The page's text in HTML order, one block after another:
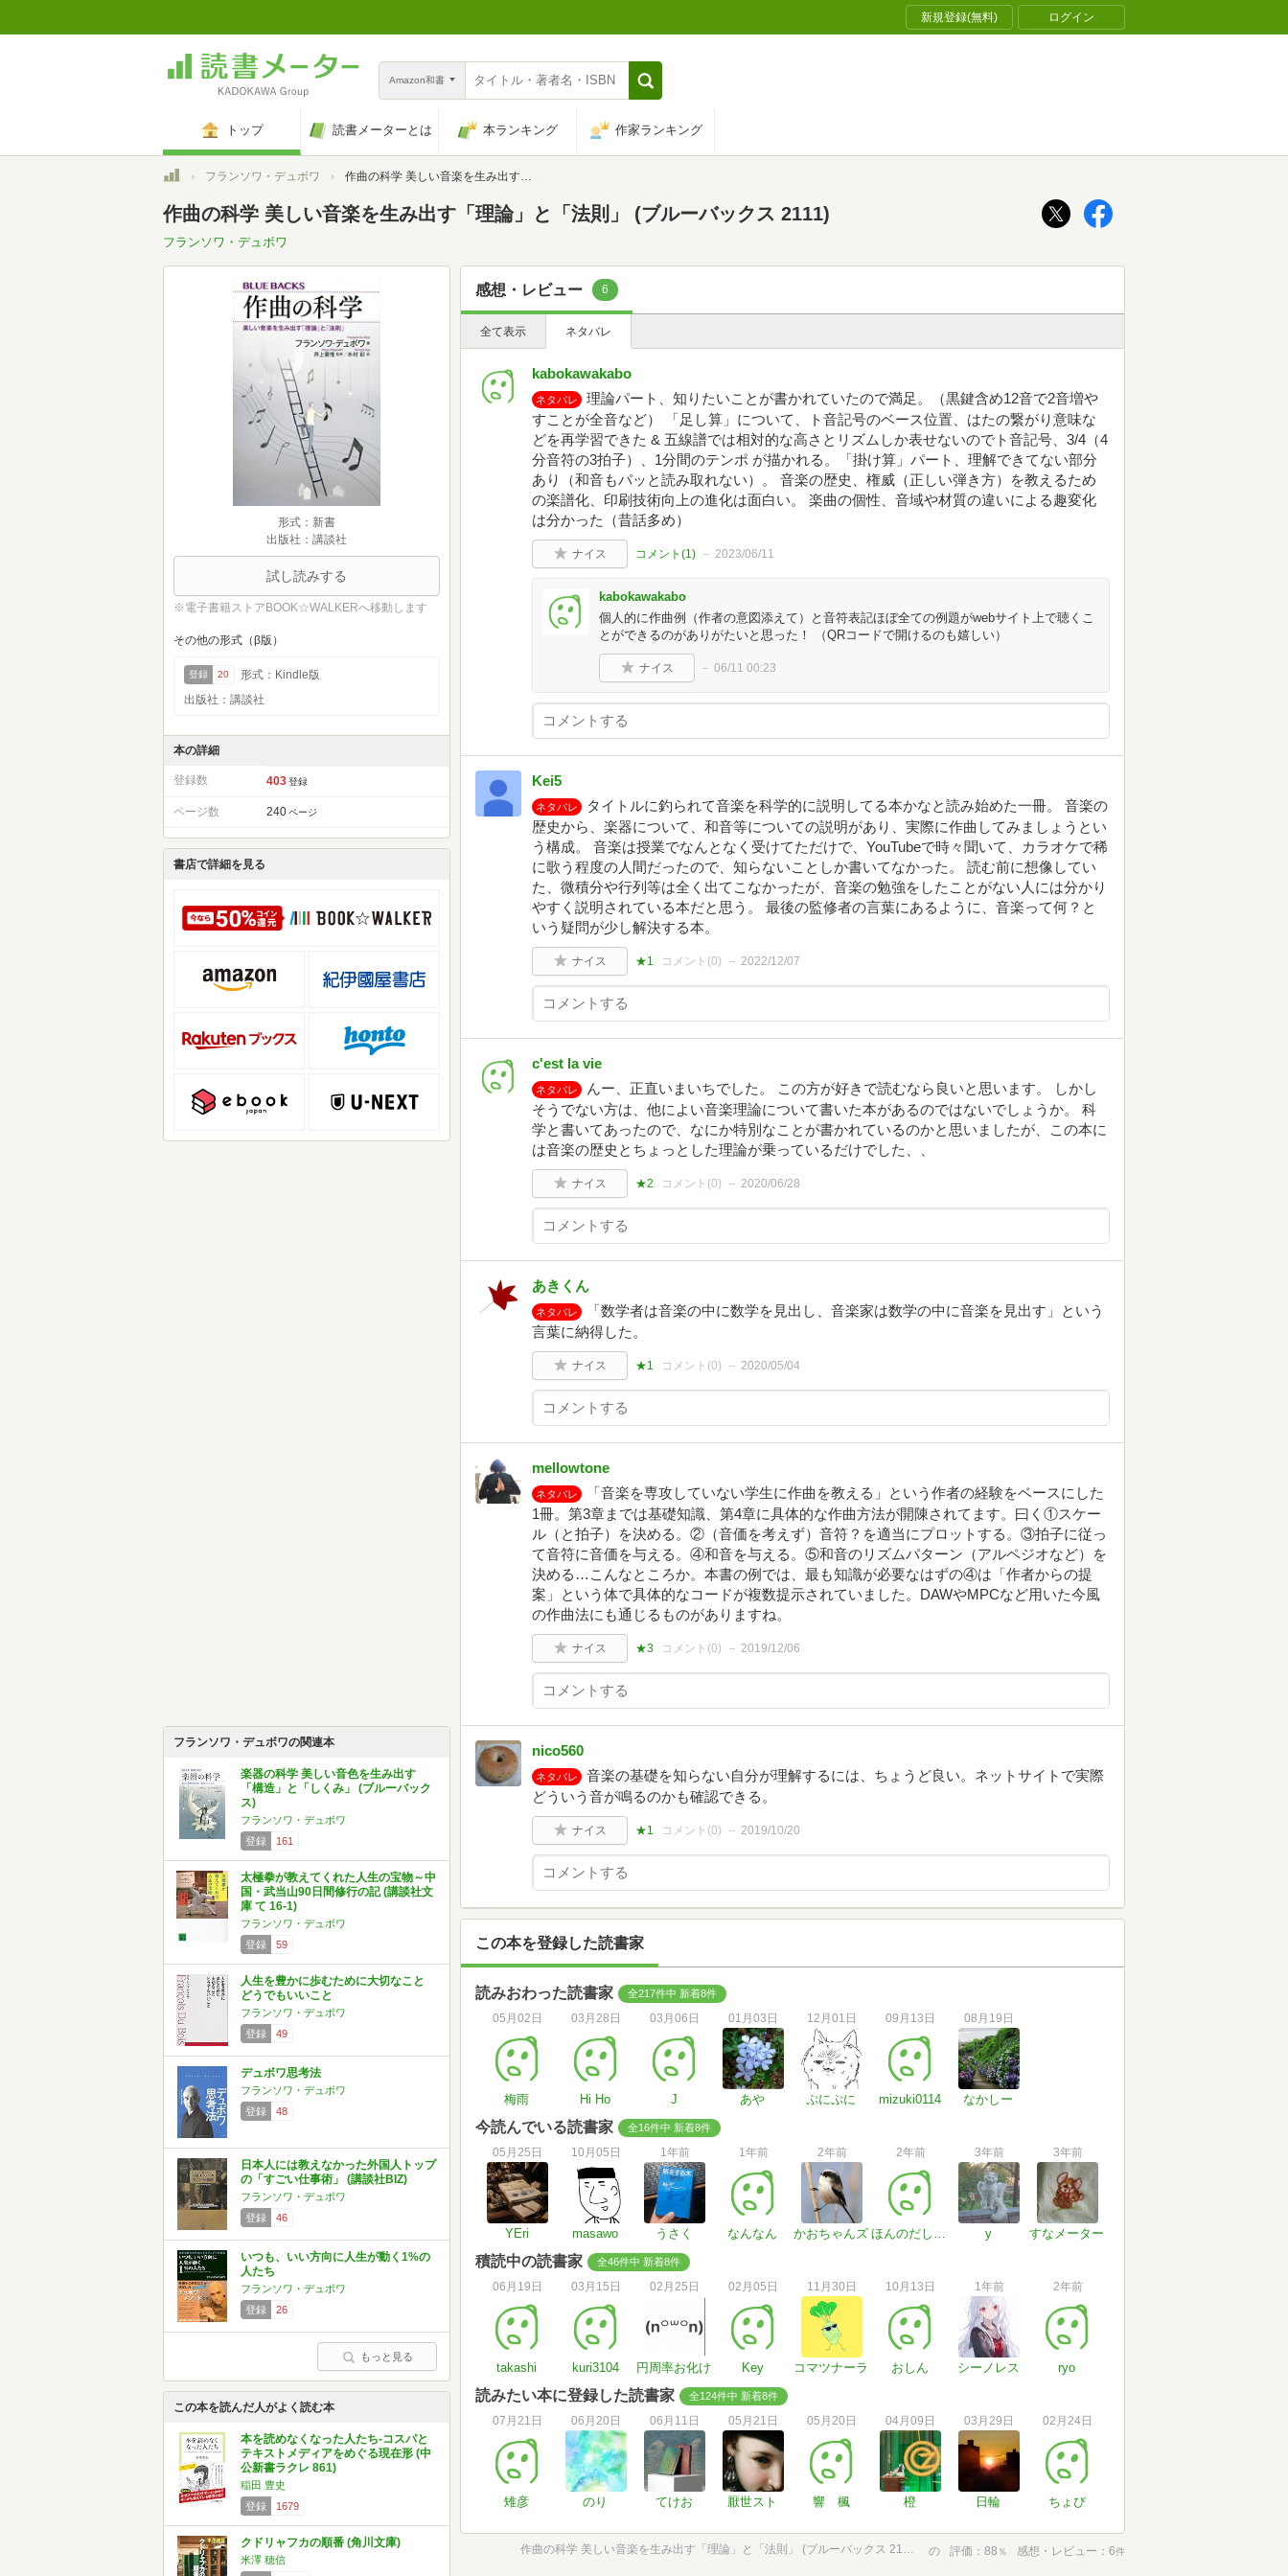
新規登録(無料) ログイン
Amazon和書
トップ 読書メーターとは 本ランキング 作家ランキング
トップフランソワ・デュボワ 作曲の科学 美しい音楽を生み出す「理論」と「法則」 (ブルーバックス 2111)
作曲の科学 美しい音楽を生み出す「理論」と「法則」 (ブルーバックス 2111)
フランソワ・デュボワ
形式：新書
出版社：講談社
試し読みする
※電子書籍ストアBOOK☆WALKERへ移動します
その他の形式（β版）
登録 20
形式：Kindle版
出版社：講談社
本の詳細
登録数 403 登録
ページ数 240 ページ
書店で詳細を見る
フランソワ・デュボワの関連本
楽器の科学 美しい音色を生み出す
「構造」と「しくみ」 (ブルーバック
ス)
フランソワ・デュボワ
登録
161
太極拳が教えてくれた人生の宝物～中
国・武当山90日間修行の記 (講談社文
庫 て 16-1)
フランソワ・デュボワ
登録
59
人生を豊かに歩むために大切なこと
どうでもいいこと
フランソワ・デュボワ
登録
49
デュボワ思考法
フランソワ・デュボワ
登録
48
日本人には教えなかった外国人トップ
の「すごい仕事術」 (講談社BIZ)
フランソワ・デュボワ
登録
46
いつも、いい方向に人生が動く1%の
人たち
フランソワ・デュボワ
登録
26
もっと見る
この本を読んだ人がよく読む本
本を読めなくなった人たち-コスパと
テキストメディアをめぐる現在形 (中
公新書ラクレ 861)
稲田 豊史
登録
1679
クドリャフカの順番 (角川文庫)
米澤 穂信
感想・レビュー 6
全て表示 ネタバレ
kabokawakabo
ネタバレ
理論パート、知りたいことが書かれていたので満足。（黒鍵含め12音で2音増や
すことが全音など） 「足し算」について、ト音記号のベース位置、はたの繋がり意味な
どを再学習できた & 五線譜では相対的な高さとリズムしか表せないのでト音記号、3/4（4
分音符の3拍子）、1分間のテンポ が描かれる。「掛け算」パート、理解できてない部分
あり（和音もパッと読み取れない）。 音楽の歴史、権威（正しい弾き方）を教えるため
の楽譜化、印刷技術向上の進化は面白い。 楽曲の個性、音域や材質の違いによる趣変化
は分かった（昔話多め）
ナイス コメント(1) 2023/06/11
kabokawakabo
個人的に作曲例（作者の意図添えて）と音符表記ほぼ全ての例題がwebサイト上で聴くこ
とができるのがありがたいと思った！ （QRコードで開けるのも嬉しい）
ナイス 06/11 00:23
Kei5
ネタバレ
タイトルに釣られて音楽を科学的に説明してる本かなと読み始めた一冊。 音楽の
歴史から、楽器について、和音等についての説明があり、実際に作曲してみましょうとい
う構成。 音楽は授業でなんとなく受けてただけで、YouTubeで時々聞いて、カラオケで稀
に歌う程度の人間だったので、知らないことしか書いてなかった。 読む前に想像してい
た、微積分や行列等は全く出てこなかったが、音楽の勉強をしたことがない人には分かり
やすく説明されている本だと思う。 最後の監修者の言葉にあるように、音楽って何？と
いう疑問が少し解決する本。
ナイス ★1 コメント(0) 2022/12/07
c'est la vie
ネタバレ
んー、正直いまいちでした。 この方が好きで読むなら良いと思います。 しかし
そうでない方は、他によい音楽理論について書いた本があるのではないでしょうか。 科
学と書いてあったので、なにか特別なことが書かれているのかと思いましたが、この本に
は音楽の歴史とちょっとした理論が乗っているだけでした、、
ナイス ★2 コメント(0) 2020/06/28
あきくん
ネタバレ
「数学者は音楽の中に数学を見出し、音楽家は数学の中に音楽を見出す」という
言葉に納得した。
ナイス ★1 コメント(0) 2020/05/04
mellowtone
ネタバレ
「音楽を専攻していない学生に作曲を教える」という作者の経験をベースにした
1冊。第3章までは基礎知識、第4章に具体的な作曲方法が開陳されてます。曰く①スケー
ル（と拍子）を決める。②（音価を考えず）音符？を適当にプロットする。③拍子に従っ
て音符に音価を与える。④和音を与える。⑤和音のリズムパターン（アルペジオなど）を
決める…こんなところか。本書の例では、最も知識が必要なはずの④は「作者からの提
案」という体で具体的なコードが複数提示されていました。DAWやMPCなど用いた今風
の作曲法にも通じるものがありますね。
ナイス ★3 コメント(0) 2019/12/06
nico560
ネタバレ
音楽の基礎を知らない自分が理解するには、ちょうど良い。ネットサイトで実際
どういう音が鳴るのかも確認できる。
ナイス ★1 コメント(0) 2019/10/20
この本を登録した読書家
読みおわった読書家 全217件中 新着8件
05月02日
梅雨
03月28日
Hi Ho
03月06日
J
01月03日
あや
12月01日
ぷにぷに
09月13日
mizuki0114
08月19日
なかしー
今読んでいる読書家 全16件中 新着8件
05月25日
YEri
10月05日
masawo
1年前
うさく
1年前
なんなん
2年前
かおちゃんズ
2年前
ほんのだしいっぱい
3年前
y
3年前
すなメーター
積読中の読書家 全46件中 新着8件
06月19日
takashi
03月15日
kuri3104
02月25日
円周率お化け
02月05日
Key
11月30日
コマツナーラ
10月13日
おしん
1年前
シーノレス
2年前
ryo
読みたい本に登録した読書家 全124件中 新着8件
07月21日
雉彦
06月20日
のり
06月11日
てけお
05月21日
厭世スト
05月20日
響 楓
04月09日
橙
03月29日
日輪
02月24日
ちょび
作曲の科学 美しい音楽を生み出す「理論」と「法則」 (ブルーバックス 2111) の 評価 88 ％ 感想・レビュー 6件